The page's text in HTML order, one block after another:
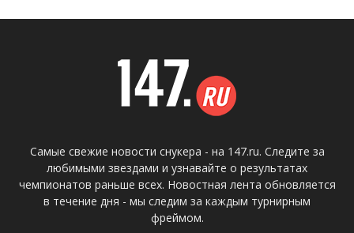
Самые свежие новости снукера - на 147.ru. Следите за
любимыми звездами и узнавайте о результатах
чемпионатов раньше всех. Новостная лента обновляется
в течение дня - мы следим за каждым турнирным
фреймом.